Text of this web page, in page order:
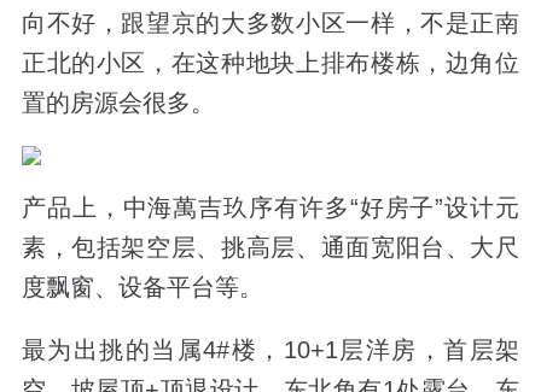
向不好，跟望京的大多数小区一样，不是正南
正北的小区，在这种地块上排布楼栋，边角位
置的房源会很多。
产品上，中海萬吉玖序有许多“好房子”设计元
素，包括架空层、挑高层、通面宽阳台、大尺
度飘窗、设备平台等。
最为出挑的当属4#楼，10+1层洋房，首层架